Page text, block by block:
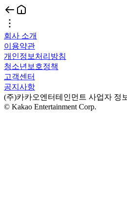
회사 소개
이용약관
개인정보처리방침
청소년보호정책
고객센터
공지사항
(주)카카오엔터테인먼트 사업자 정
© Kakao Entertainment Corp.